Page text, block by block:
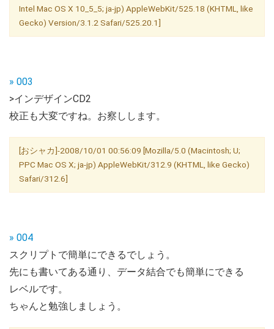
Intel Mac OS X 10_5_5; ja-jp) AppleWebKit/525.18 (KHTML, like
Gecko) Version/3.1.2 Safari/525.20.1]
» 003
>インデザインCD2
校正も大変ですね。お察しします。
[おシャカ]-2008/10/01 00:56:09 [Mozilla/5.0 (Macintosh; U;
PPC Mac OS X; ja-jp) AppleWebKit/312.9 (KHTML, like Gecko)
Safari/312.6]
» 004
スクリプトで簡単にできるでしょう。
先にも書いてある通り、データ結合でも簡単にできる
レベルです。
ちゃんと勉強しましょう。